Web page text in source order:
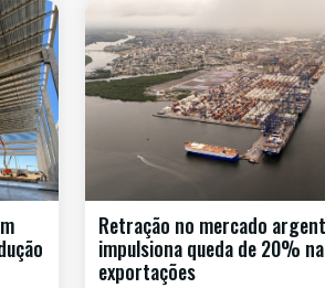
Retração no mercado
impulsiona queda de 20%
exportações